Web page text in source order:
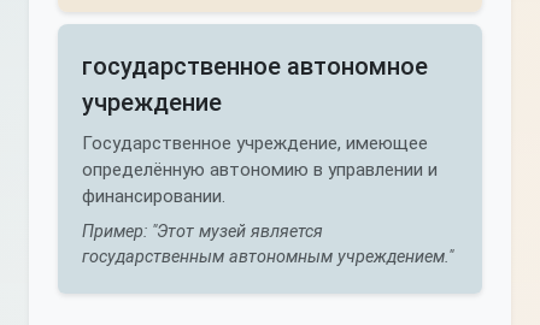
государственное автономное
учреждение
Государственное учреждение, имеющее
определённую автономию в управлении и
финансировании.
Пример: "Этот музей является
государственным автономным учреждением."